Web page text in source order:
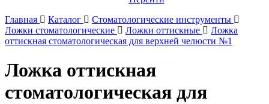
Главная
Каталог
Стоматологические инструменты
Ложки стоматологические
Ложки оттискные
Ложка
оттискная стоматологическая для верхней челюсти №1
Ложка оттискная
стоматологическая для